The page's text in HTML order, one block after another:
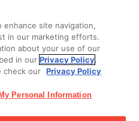
site navigation,
in our marketing efforts.
about your use of our
in ourPrivacy Policy.
check our Privacy Policy
Personal Information